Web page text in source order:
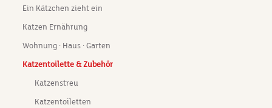
Ein Kätzchen zieht ein
Katzen Ernährung
Wohnung · Haus · Garten
Katzentoilette & Zubehör
Katzenstreu
Katzentoiletten